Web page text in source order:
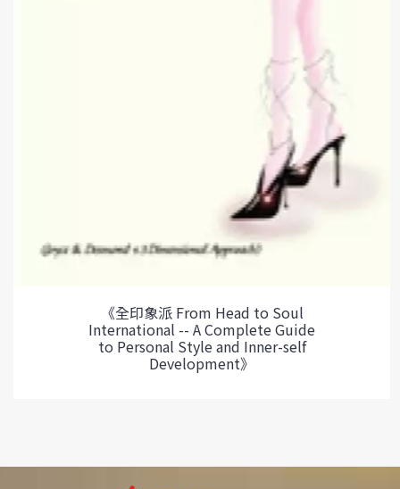
《全印象派 From Head to Soul
International -- A Complete Guide
to Personal Style and Inner-self
Development》